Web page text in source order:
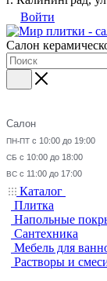
Войти
Салон
Салон
ПН-ПТ с 10:00 до 19:00
СБ с 10:00 до 18:00
ВС с 11:00 до 17:00
Каталог
Плитка
Напольные
Сантехника
Мебель для
Растворы и